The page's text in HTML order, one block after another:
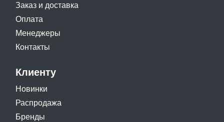
Заказ и доставка
Оплата
Менеджеры
Контакты
Клиенту
Новинки
Распродажа
Бренды